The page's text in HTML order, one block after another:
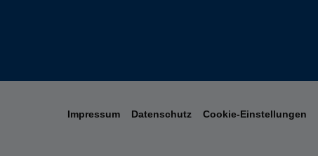
Impressum Datenschutz Cookie-Einstellungen